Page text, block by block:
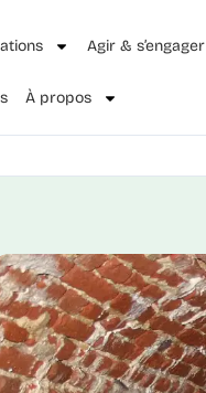
Agir & s’engager
À propos